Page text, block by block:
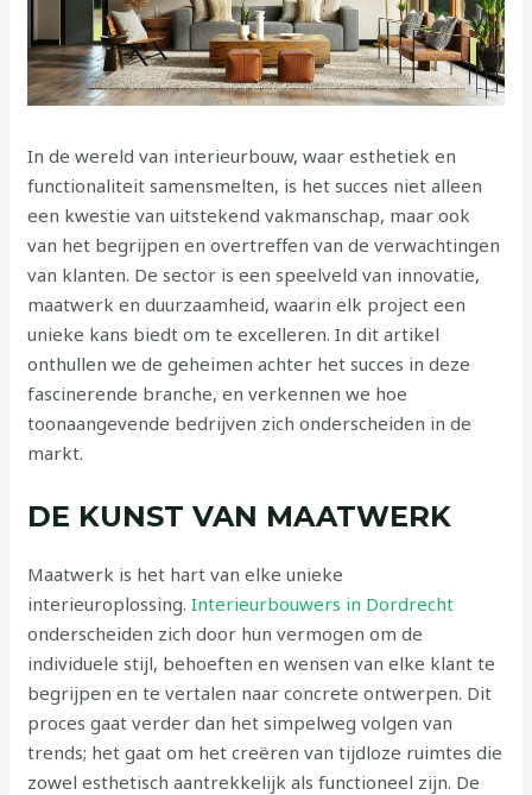
In de wereld van interieurbouw, waar esthetiek en
functionaliteit samensmelten, is het succes niet alleen
een kwestie van uitstekend vakmanschap, maar ook
van het begrijpen en overtreffen van de verwachtingen
van klanten. De sector is een speelveld van innovatie,
maatwerk en duurzaamheid, waarin elk project een
unieke kans biedt om te excelleren. In dit artikel
onthullen we de geheimen achter het succes in deze
fascinerende branche, en verkennen we hoe
toonaangevende bedrijven zich onderscheiden in de
markt.
DE KUNST VAN MAATWERK
Maatwerk is het hart van elke unieke
interieuroplossing.Interieurbouwers in Dordrecht
onderscheiden zich door hun vermogen om de
individuele stijl, behoeften en wensen van elke klant te
begrijpen en te vertalen naar concrete ontwerpen. Dit
proces gaat verder dan het simpelweg volgen van
trends; het gaat om het creëren van tijdloze ruimtes die
zowel esthetisch aantrekkelijk als functioneel zijn. De